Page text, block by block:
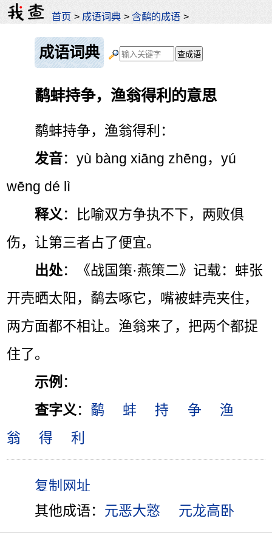
首页 > 成语词典 >含鹬的成语 >
成语词典
鹬蚌持争，渔翁得利的意思
鹬蚌持争，渔翁得利：
发音：yù bàng xiāng zhēng，yú
wēng dé lì
释义 ：比喻双方争执不下，两败俱
伤，让第三者占了便宜。
出处：《战国策·燕策二》记载：蚌张
开壳晒太阳，鹬去啄它，嘴被蚌壳夹住，
两方面都不相让。渔翁来了，把两个都捉
住了。
示例 ：
查字义 ： 鹬 蚌 持 争
渔
翁
得 利
其他成语： 元恶大憝 元龙高卧